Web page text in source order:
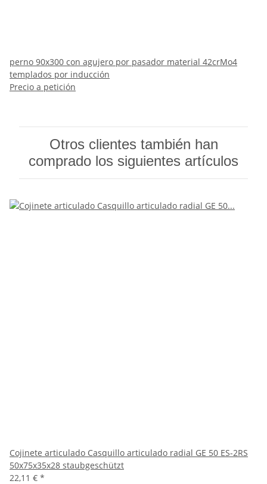
perno 90x300 con agujero por pasador material 42crMo4
templados por inducción
Precio a petición
Otros clientes también han
comprado los siguientes artículos
Cojinete articulado Casquillo articulado radial GE 50 ES-2RS
50x75x35x28 staubgeschützt
22,11 € *